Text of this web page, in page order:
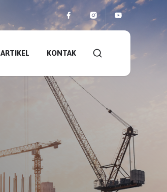
ARTIKEL KONTAK